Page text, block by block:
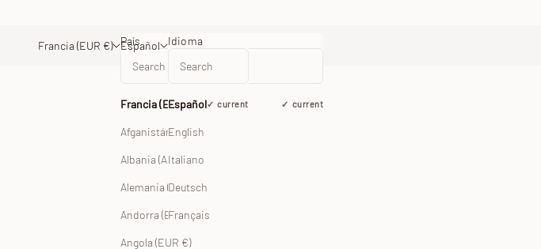
Francia (EUR €) País
Francia (EUR €) current
Afganistán (EUR €)
Albania (ALL L)
Alemania (EUR €)
Andorra (EUR €)
Angola (EUR €)
Español Idioma
Español current
English
Italiano
Deutsch
Français